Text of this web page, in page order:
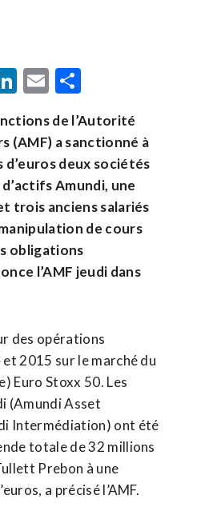
LinkedIn
Email
de l’Autorité
(AMF) a sanctionné à
deux sociétés
Amundi, une
trois anciens salariés
de cours
obligations
l’AMF jeudi dans
des opérations
2015 sur le marché du
Euro Stoxx 50. Les
(Amundi Asset
Intermédiation) ont été
totale de 32 millions
Prebon à une
a précisé l’AMF.